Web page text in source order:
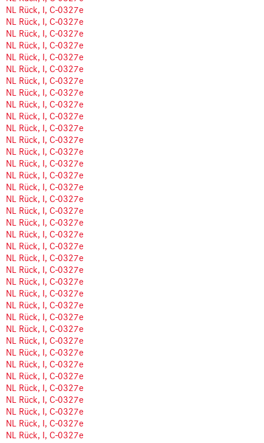
NL Rück, I, C-0327e
NL Rück, I, C-0327e
NL Rück, I, C-0327e
NL Rück, I, C-0327e
NL Rück, I, C-0327e
NL Rück, I, C-0327e
NL Rück, I, C-0327e
NL Rück, I, C-0327e
NL Rück, I, C-0327e
NL Rück, I, C-0327e
NL Rück, I, C-0327e
NL Rück, I, C-0327e
NL Rück, I, C-0327e
NL Rück, I, C-0327e
NL Rück, I, C-0327e
NL Rück, I, C-0327e
NL Rück, I, C-0327e
NL Rück, I, C-0327e
NL Rück, I, C-0327e
NL Rück, I, C-0327e
NL Rück, I, C-0327e
NL Rück, I, C-0327e
NL Rück, I, C-0327e
NL Rück, I, C-0327e
NL Rück, I, C-0327e
NL Rück, I, C-0327e
NL Rück, I, C-0327e
NL Rück, I, C-0327e
NL Rück, I, C-0327e
NL Rück, I, C-0327e
NL Rück, I, C-0327e
NL Rück, I, C-0327e
NL Rück, I, C-0327e
NL Rück, I, C-0327e
NL Rück, I, C-0327e
NL Rück, I, C-0327e
NL Rück, I, C-0327e